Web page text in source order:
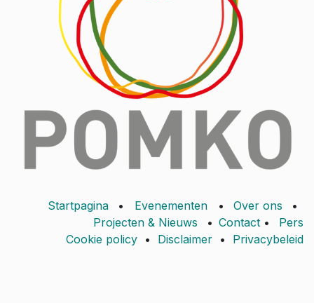
Startpagina • Evenementen • Over ons
•
Projecten & Nieuws
• Contact •
Pers
Cookie policy • Disclaimer • Privacybeleid